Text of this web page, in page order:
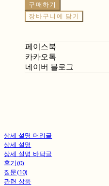
구매하기
장바구니에 담기
페이스북
카카오톡
네이버 블로그
상세 설명 머리글
상세 설명
상세 설명 바닥글
후기(0)
질문(10)
관련 상품